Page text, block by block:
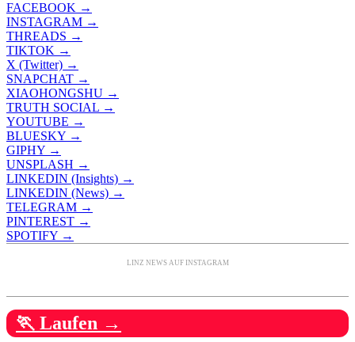
FACEBOOK →
INSTAGRAM →
THREADS →
TIKTOK →
X (Twitter) →
SNAPCHAT →
XIAOHONGSHU →
TRUTH SOCIAL →
YOUTUBE →
BLUESKY →
GIPHY →
UNSPLASH →
LINKEDIN (Insights) →
LINKEDIN (News) →
TELEGRAM →
PINTEREST →
SPOTIFY →
LINZ NEWS AUF INSTAGRAM
🏃 Laufen →